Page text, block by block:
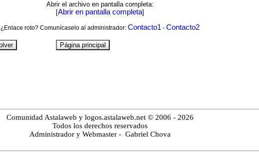
Abrir el archivo en pantalla completa:
[Abrir en pantalla completa]
¿Enlace roto? Comunícaselo al administrador: Contacto1- Contacto2
Comunidad Astalaweb y logos.astalaweb.net © 2006 - 2026
Todos los derechos reservados
Administrador y Webmaster - Gabriel Chova